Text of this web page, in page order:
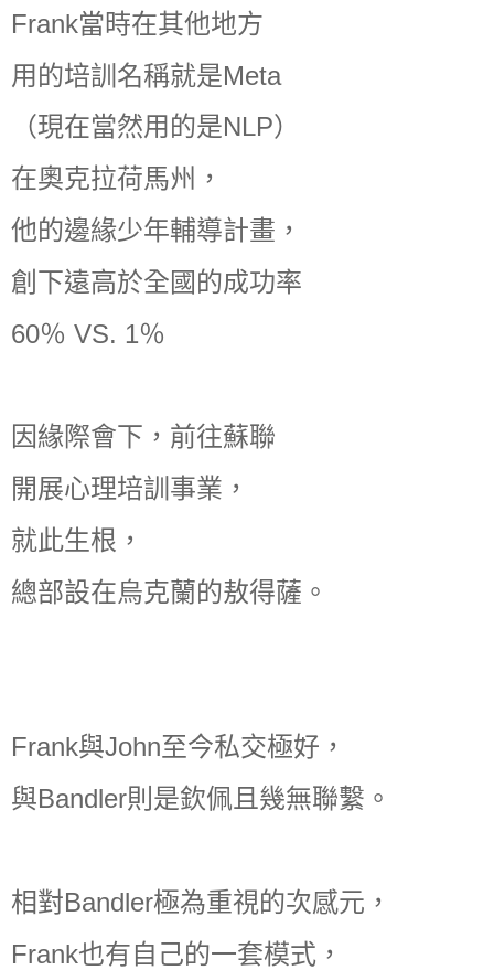
Frank當時在其他地方
用的培訓名稱就是Meta
（現在當然用的是NLP）
在奧克拉荷馬州，
他的邊緣少年輔導計畫，
創下遠高於全國的成功率
60％ VS. 1％
因緣際會下，前往蘇聯
開展心理培訓事業，
就此生根，
總部設在烏克蘭的敖得薩。
Frank與John至今私交極好，
與Bandler則是欽佩且幾無聯繫。
相對Bandler極為重視的次感元，
Frank也有自己的一套模式，